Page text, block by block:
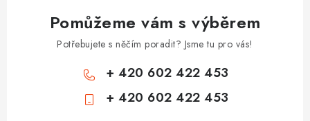
Pomůžeme vám s výběrem
Potřebujete s něčím poradit? Jsme tu pro vás!
+ 420 602 422 453
+ 420 602 422 453